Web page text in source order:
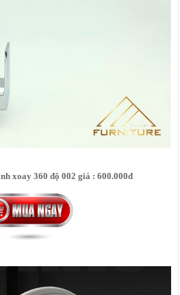
xoay 360 độ 002 giá : 600.000đ